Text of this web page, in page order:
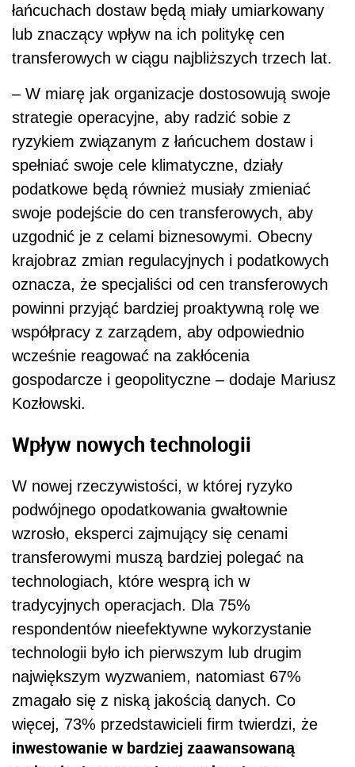
łańcuchach dostaw będą miały umiarkowany
lub znaczący wpływ na ich politykę cen
transferowych w ciągu najbliższych trzech lat.
– W miarę jak organizacje dostosowują swoje
strategie operacyjne, aby radzić sobie z
ryzykiem związanym z łańcuchem dostaw i
spełniać swoje cele klimatyczne, działy
podatkowe będą również musiały zmieniać
swoje podejście do cen transferowych, aby
uzgodnić je z celami biznesowymi. Obecny
krajobraz zmian regulacyjnych i podatkowych
oznacza, że specjaliści od cen transferowych
powinni przyjąć bardziej proaktywną rolę we
współpracy z zarządem, aby odpowiednio
wcześnie reagować na zakłócenia
gospodarcze i geopolityczne – dodaje Mariusz
Kozłowski.
Wpływ nowych technologii
W nowej rzeczywistości, w której ryzyko
podwójnego opodatkowania gwałtownie
wzrosło, eksperci zajmujący się cenami
transferowymi muszą bardziej polegać na
technologiach, które wesprą ich w
tradycyjnych operacjach. Dla 75%
respondentów nieefektywne wykorzystanie
technologii było ich pierwszym lub drugim
największym wyzwaniem, natomiast 67%
zmagało się z niską jakością danych. Co
więcej, 73% przedstawicieli firm twierdzi, że
inwestowanie w bardziej zaawansowaną